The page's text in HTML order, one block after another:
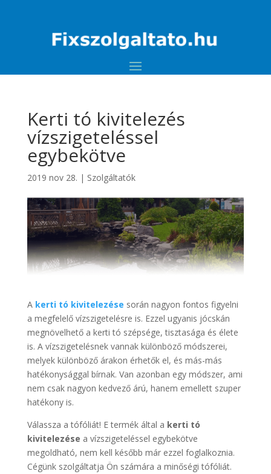
Kerti tó kivitelezés
vízszigeteléssel
egybekötve
2019 nov 28. | Szolgáltatók
A kerti tó kivitelezése során nagyon fontos figyelni
a megfelelő vízszigetelésre is. Ezzel ugyanis jócskán
megnövelhető a kerti tó szépsége, tisztasága és élete
is. A vízszigetelésnek vannak különböző módszerei,
melyek különböző árakon érhetők el, és más-más
hatékonysággal bírnak. Van azonban egy módszer, ami
nem csak nagyon kedvező árú, hanem emellett szuper
hatékony is.
Válassza a tófóliát! E termék által a kerti tó
kivitelezése a vízszigeteléssel egybekötve
megoldható, nem kell később már ezzel foglalkoznia.
Cégünk szolgáltatja Ön számára a minőségi tófóliát.